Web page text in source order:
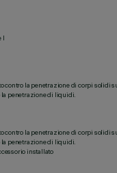
I
contro la penetrazione di corpi solidi
la penetrazione di liquidi.
contro la penetrazione di corpi solidi
la penetrazione di liquidi.
installato